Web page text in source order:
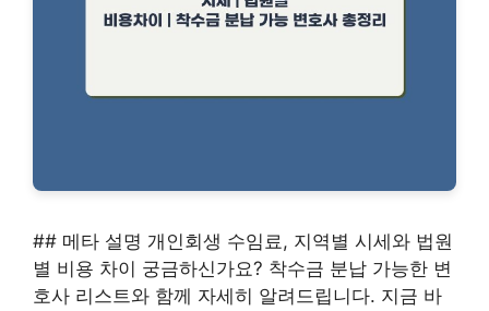
## 메타 설명 개인회생 수임료, 지역별 시세와 법원
별 비용 차이 궁금하신가요? 착수금 분납 가능한 변
호사 리스트와 함께 자세히 알려드립니다. 지금 바